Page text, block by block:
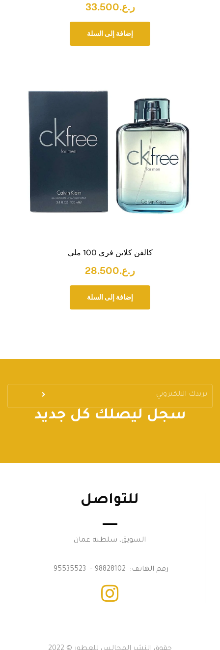
ر.ع.33.500
إضافة إلى السلة
كالفن كلاين فري 100 ملي
ر.ع.28.500
إضافة إلى السلة
سجل ليصلك كل جديد
للتواصل
السويق، سلطنة عمان
رقم الهاتف: 98828102 – 95535523